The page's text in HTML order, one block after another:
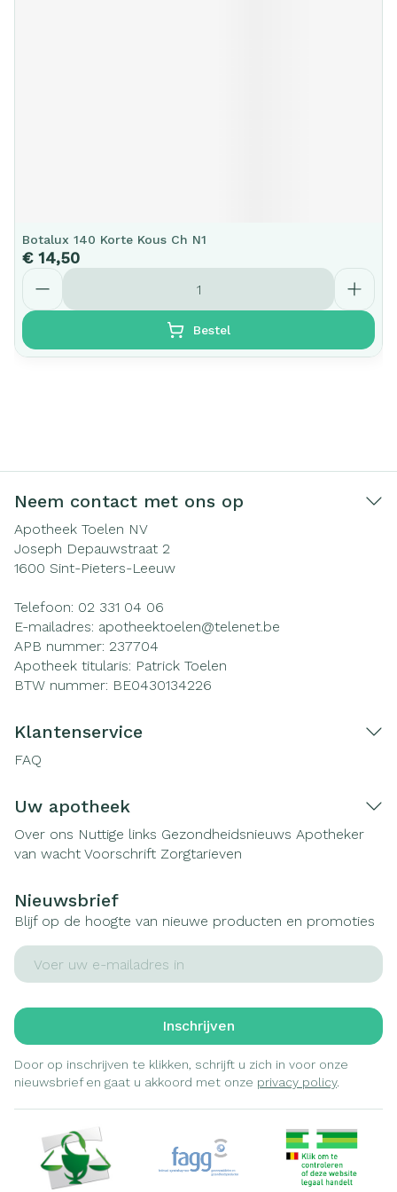
Botalux 140 Korte Kous Ch N1
€ 14,50
Aantal
Bestel
Neem contact met ons op
Apotheek Toelen NV
Joseph Depauwstraat 2
1600 Sint-Pieters-Leeuw
Telefoon: 02 331 04 06
E-mailadres: apotheektoelen@telenet.be
APB nummer: 237704
Apotheek titularis: Patrick Toelen
BTW nummer: BE0430134226
Klantenservice
FAQ
Uw apotheek
Over ons Nuttige links Gezondheidsnieuws Apotheker
van wacht Voorschrift Zorgtarieven
Nieuwsbrief
Blijf op de hoogte van nieuwe producten en promoties
E-mail adres
Inschrijven
Door op inschrijven te klikken, schrijft u zich in voor onze
nieuwsbrief en gaat u akkoord met onze privacy policy.